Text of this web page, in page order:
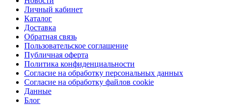
Личный кабинет
Каталог
Доставка
Обратная связь
Пользовательское соглашение
Публичная оферта
Политика конфиденциальности
Согласие на обработку персональных данных
Согласие на обработку файлов cookie
Данные
Блог